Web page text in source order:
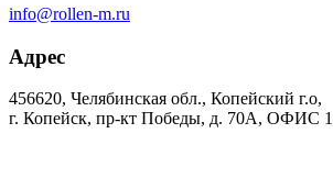
info@rollen-m.ru
Адрес
456620, Челябинская обл., Копейский г.о,
г. Копейск, пр-кт Победы, д. 70А, ОФИС 1